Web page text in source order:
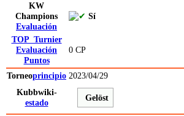
KW
Champions
Evaluación
Sí
TOP_Turnier
Evaluación
Puntos
0 CP
Torneoprincipio 2023/04/29
Kubbwiki-
estado
Gelöst